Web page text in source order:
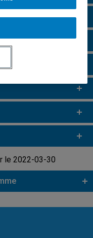
le 2022-03-30